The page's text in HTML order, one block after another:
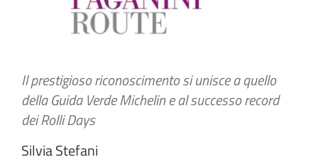
Il prestigioso riconoscimento si unisce a quello
della Guida Verde Michelin e al successo record
dei Rolli Days
Silvia Stefani